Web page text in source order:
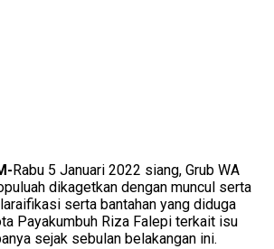
Rabu 5 Januari 2022 siang, Grub WA
dikagetkan dengan muncul serta
serta bantahan yang diduga
Payakumbuh Riza Falepi terkait isu
sejak sebulan belakangan ini.